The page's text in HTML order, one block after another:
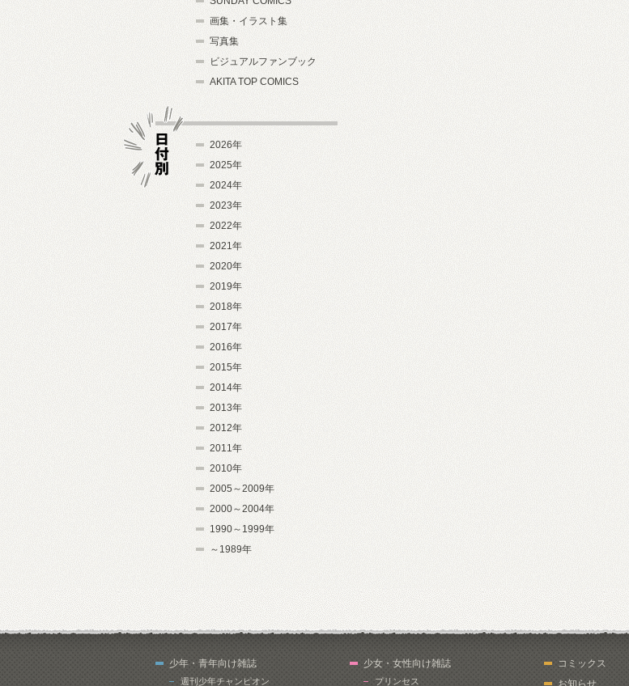
画集・イラスト集
写真集
ビジュアルファンブック
AKITA TOP COMICS
2026年
2025年
2024年
2023年
2022年
2021年
2020年
2019年
2018年
2017年
2016年
2015年
2014年
2013年
2012年
2011年
2010年
2005～2009年
2000～2004年
1990～1999年
～1989年
少年・青年向け雑誌
週刊少年チャンピオン
少女・女性向け雑誌
プリンセス
コミックス
お知らせ